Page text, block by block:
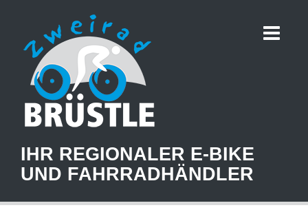
IHR REGIONALER E-BIKE
UND FAHRRADHÄNDLER